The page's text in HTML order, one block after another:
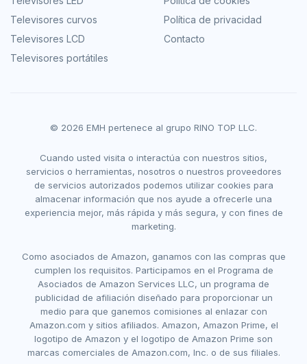
Televisores curvos
Televisores LCD
Televisores portátiles
Política de privacidad
Contacto
© 2026 EMH pertenece al grupo RINO TOP LLC.
Cuando usted visita o interactúa con nuestros sitios,
servicios o herramientas, nosotros o nuestros proveedores
de servicios autorizados podemos utilizar cookies para
almacenar información que nos ayude a ofrecerle una
experiencia mejor, más rápida y más segura, y con fines de
marketing.
Como asociados de Amazon, ganamos con las compras que
cumplen los requisitos. Participamos en el Programa de
Asociados de Amazon Services LLC, un programa de
publicidad de afiliación diseñado para proporcionar un
medio para que ganemos comisiones al enlazar con
Amazon.com y sitios afiliados. Amazon, Amazon Prime, el
logotipo de Amazon y el logotipo de Amazon Prime son
marcas comerciales de Amazon.com, Inc. o de sus filiales.